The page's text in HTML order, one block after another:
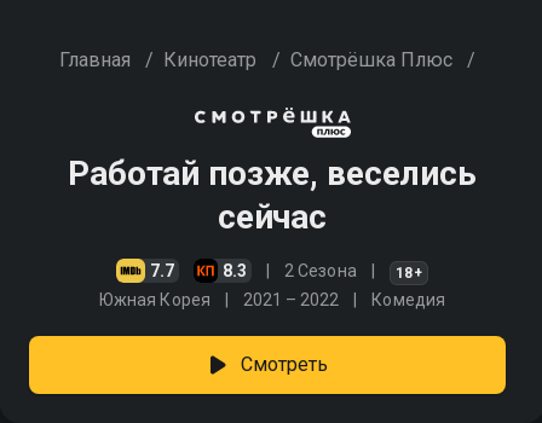
Главная / Кинотеатр / Смотрёшка Плюс /
Работай позже, веселись
сейчас
7.7 8.3 2 Сезона 18+
Южная Корея 2021 – 2022 Комедия
Смотреть